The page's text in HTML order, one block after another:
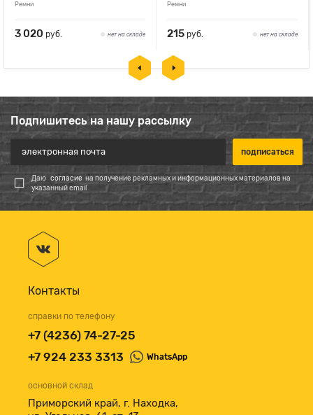
Ремни
3 020 руб. нет на складе
Ремни
215 руб. нет на складе
Подпишитесь на нашу рассылку
Даю согласие на получение рекламных и информационных материалов на
указанный email
Контакты
справки по телефону
+7 (4236) 74-27-25
+7 924 233 3313
WhatsApp
основной склад
Приморский край, г. Находка,